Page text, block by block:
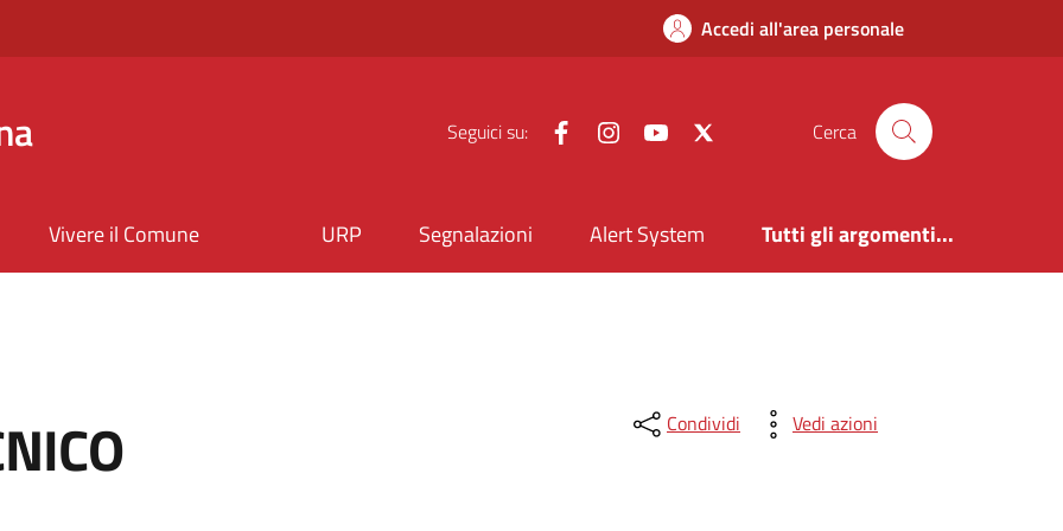
Accedi all'area personale
Seguici su: FacebookInstagramYouTube Cerca
Vivere il Comune URP Segnalazioni Alert System Tutti gli argomenti...
Condividi Vedi azioni